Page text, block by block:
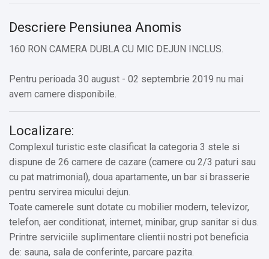
Descriere Pensiunea Anomis
160 RON CAMERA DUBLA CU MIC DEJUN INCLUS.
Pentru perioada 30 august - 02 septembrie 2019 nu mai
avem camere disponibile.
Localizare:
Complexul turistic este clasificat la categoria 3 stele si
dispune de 26 camere de cazare (camere cu 2/3 paturi sau
cu pat matrimonial), doua apartamente, un bar si brasserie
pentru servirea micului dejun.
Toate camerele sunt dotate cu mobilier modern, televizor,
telefon, aer conditionat, internet, minibar, grup sanitar si dus.
Printre serviciile suplimentare clientii nostri pot beneficia
de: sauna, sala de conferinte, parcare pazita.